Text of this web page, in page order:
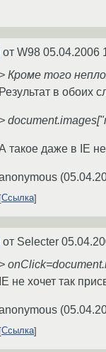
от W98 05.04.2006
> Кроме того
Результат в обоих
>
такое даже в IE
(
Ссылка
от Selecter
>
IE не хочет так
(
Ссылка